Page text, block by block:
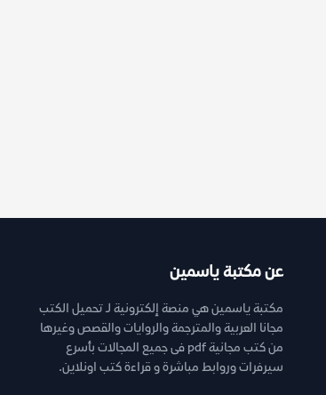
عن مكتبة ياسمين
مكتبة ياسمين هي منصة إلكترونية لـ تحميل الكتب
مجانا العربية والمترجمة والروايات والقصص وغيرها
من كتب مجانية pdf فى جميع المجالات بأسرع
سيرفرات وروابط مباشرة و قراءة كتب اونلاين.